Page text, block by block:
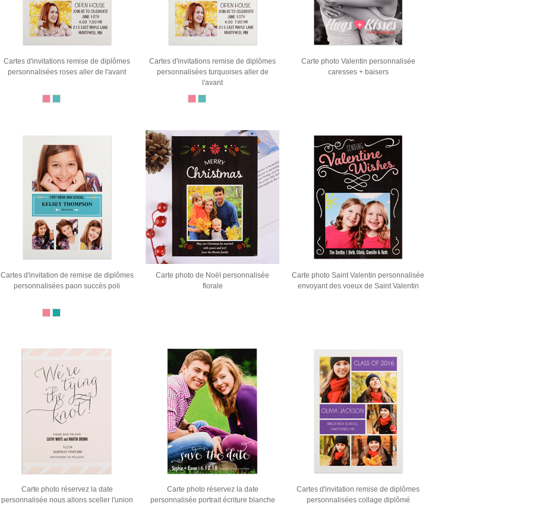
Cartes d'invitations remise de diplômes
personnalisées roses aller de l'avant
Cartes d'invitations remise de diplômes
personnalisées turquoises aller de
l'avant
Carte photo Valentin personnalisée
caresses + baisers
Cartes d'invitation de remise de diplômes
personnalisées paon succès poli
Carte photo de Noël personnalisée
florale
Carte photo Saint Valentin personnalisée
envoyant des voeux de Saint Valentin
Carte photo réservez la date
personnalisée nous allons sceller l'union
Carte photo réservez la date
personnalisée portrait écriture blanche
Cartes d'invitation remise de diplômes
personnalisées collage diplômé